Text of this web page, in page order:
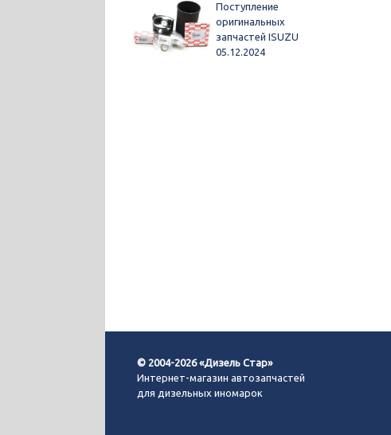
Поступление
оригинальных
запчастей ISUZU
05.12.2024
© 2004-2026 «Дизель Стар»
Интернет-магазин автозапчастей
для дизельных иномарок